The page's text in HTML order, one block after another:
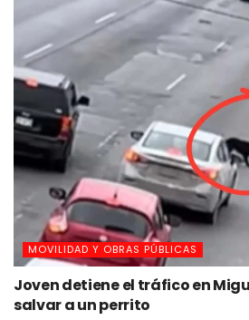
MOVILIDAD Y OBRAS PÚBLICAS
Joven detiene el tráfico en
salvar a un perrito